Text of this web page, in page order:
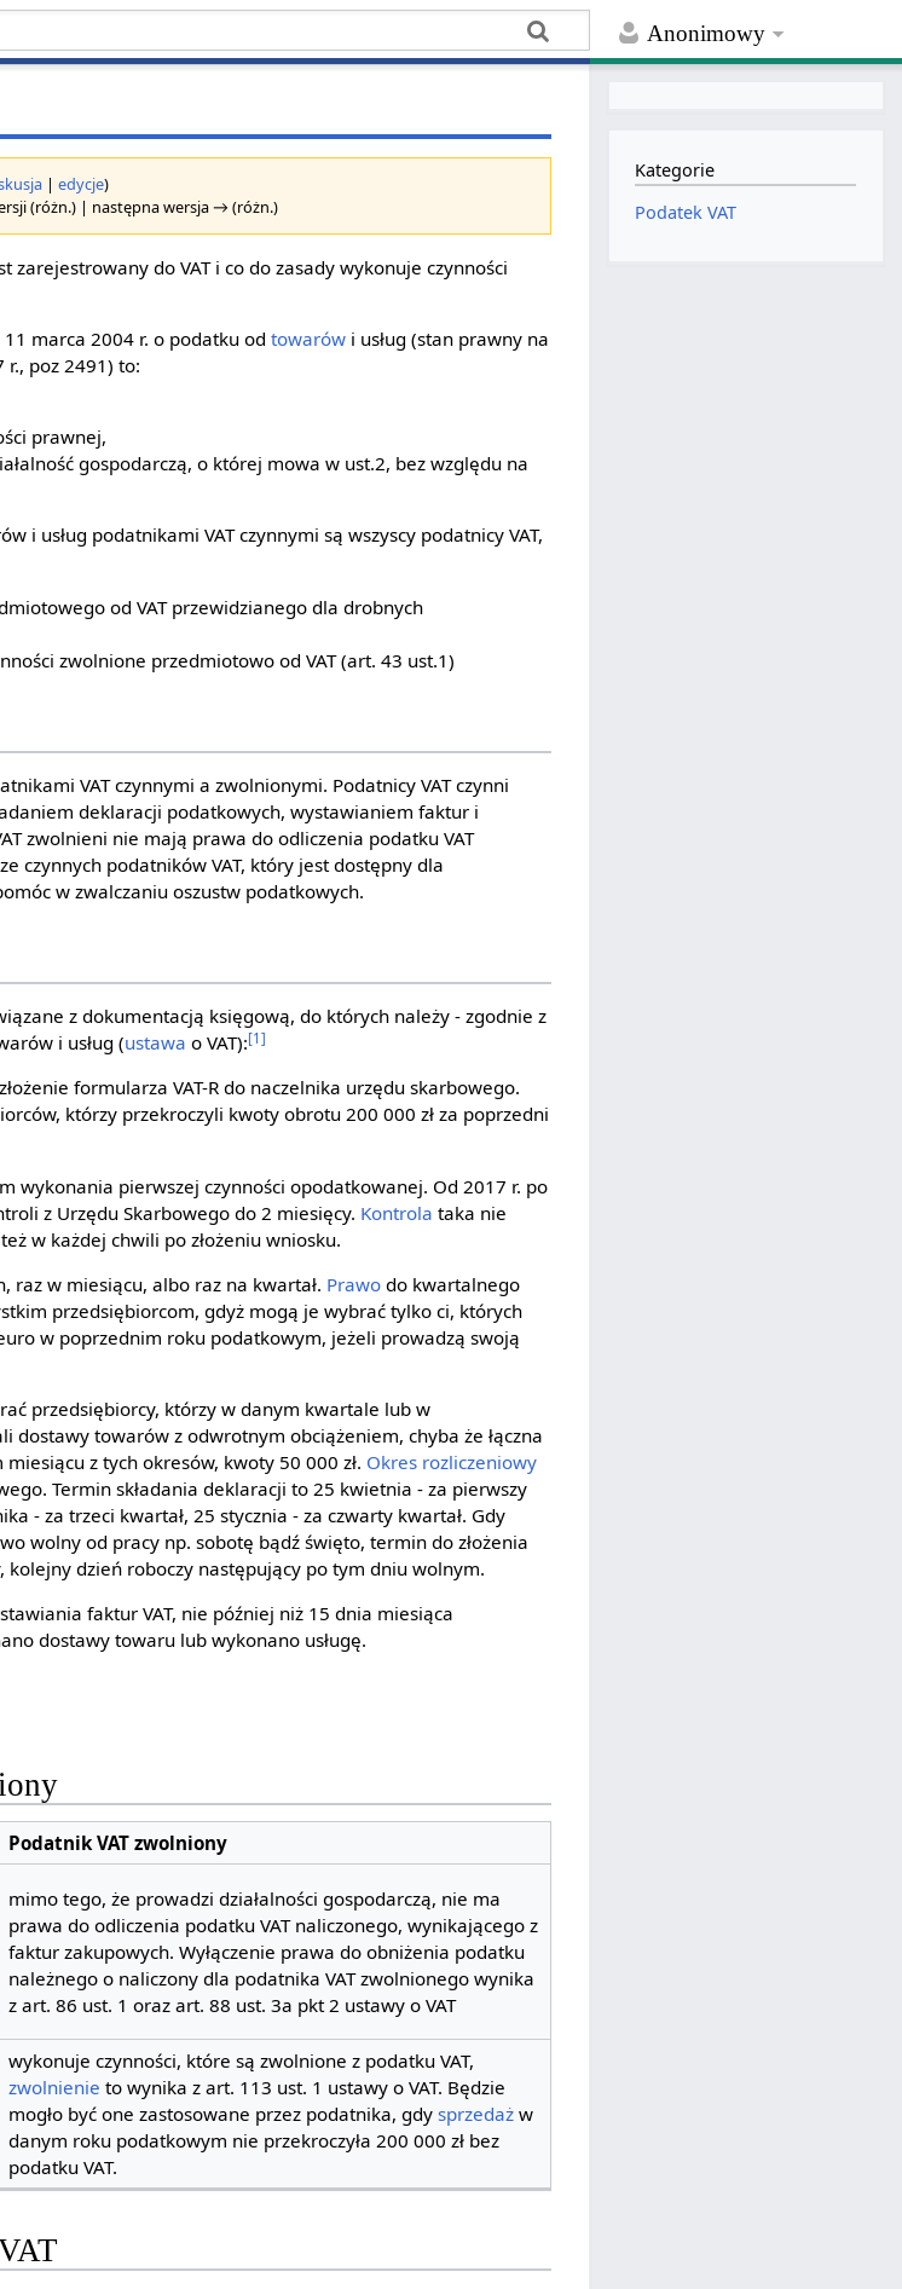
Anonimowy
|edycje)
(różn.) | następna wersja → (różn.)
zarejestrowany do VAT i co do zasady wykonuje czynności
marca 2004 r. o podatku odtowarów i usług (stan prawny na
r., poz 2491) to:
prawnej,
gospodarczą, o której mowa w ust.2, bez względu na
i usług podatnikami VAT czynnymi są wszyscy podatnicy VAT,
od VAT przewidzianego dla drobnych
zwolnione przedmiotowo od VAT (art. 43 ust.1)
VAT czynnymi a zwolnionymi. Podatnicy VAT czynni
deklaracji podatkowych, wystawianiem faktur i
zwolnieni nie mają prawa do odliczenia podatku VAT
czynnych podatników VAT, który jest dostępny dla
w zwalczaniu oszustw podatkowych.
z dokumentacją księgową, do których należy - zgodnie z
i usług (ustawa o VAT):[1]
formularza VAT-R do naczelnika urzędu skarbowego.
którzy przekroczyli kwoty obrotu 200 000 zł za poprzedni
wykonania pierwszej czynności opodatkowanej. Od 2017 r. po
z Urzędu Skarbowego do 2 miesięcy. Kontrola taka nie
w każdej chwili po złożeniu wniosku.
raz w miesiącu, albo raz na kwartał. Prawodo kwartalnego
przedsiębiorcom, gdyż mogą je wybrać tylko ci, których
w poprzednim roku podatkowym, jeżeli prowadzą swoją
przedsiębiorcy, którzy w danym kwartale lub w
dostawy towarów z odwrotnym obciążeniem, chyba że łączna
z tych okresów, kwoty 50 000 zł. Okres rozliczeniowy
Termin składania deklaracji to 25 kwietnia - za pierwszy
- za trzeci kwartał, 25 stycznia - za czwarty kwartał. Gdy
wolny od pracy np. sobotę bądź święto, termin do złożenia
dzień roboczy następujący po tym dniu wolnym.
faktur VAT, nie później niż 15 dnia miesiąca
dostawy towaru lub wykonano usługę.
Podatnik VAT zwolniony
mimo tego, że prowadzi działalności gospodarczą, nie ma
prawa do odliczenia podatku VAT naliczonego, wynikającego z
faktur zakupowych. Wyłączenie prawa do obniżenia podatku
należnego o naliczony dla podatnika VAT zwolnionego wynika
z art. 86 ust. 1 oraz art. 88 ust. 3a pkt 2 ustawy o VAT
wykonuje czynności, które są zwolnione z podatku VAT,
zwolnienie to wynika z art. 113 ust. 1 ustawy o VAT. Będzie
mogło być one zastosowane przez podatnika, gdysprzedaż w
danym roku podatkowym nie przekroczyła 200 000 zł bez
podatku VAT.
Kategorie
Podatek VAT